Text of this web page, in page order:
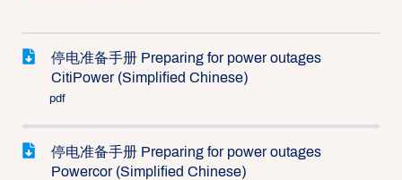
停电准备手册 Preparing for power outages
CitiPower (Simplified Chinese)
pdf
停电准备手册 Preparing for power outages
Powercor (Simplified Chinese)